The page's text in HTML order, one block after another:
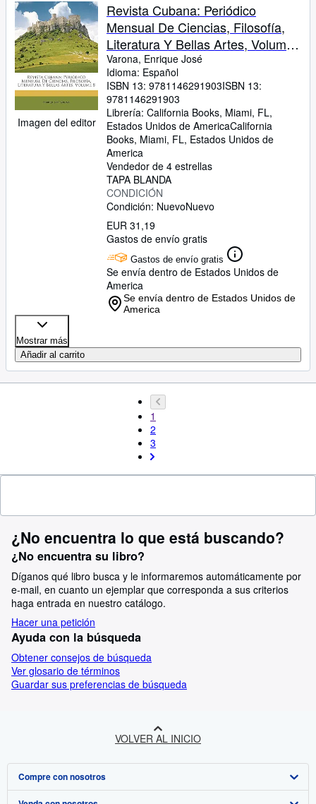
Imagen del editor
Revista Cubana: Periódico
Mensual De Ciencias, Filosofía,
Literatura Y Bellas Artes, Volume
8 (Spanish Edition)
Varona, Enrique José
Idioma: Español
ISBN 13: 9781146291903ISBN 13:
9781146291903
Librería: California Books, Miami, FL,
Estados Unidos de AmericaCalifornia
Books, Miami, FL, Estados Unidos de
America
Vendedor de 4 estrellas
TAPA BLANDA
CONDICIÓN
Condición: NuevoNuevo
EUR 31,19
Gastos de envío gratis
Gastos de envío gratis
Se envía dentro de Estados Unidos de
America
Se envía dentro de Estados Unidos de
America
Mostrar más
Añadir al carrito
1
2
3
¿No encuentra lo que está buscando?
¿No encuentra su libro?
Díganos qué libro busca y le informaremos automáticamente por
e-mail, en cuanto un ejemplar que corresponda a sus criterios
haga entrada en nuestro catálogo.
Hacer una petición
Ayuda con la búsqueda
Obtener consejos de búsqueda
Ver glosario de términos
Guardar sus preferencias de búsqueda
VOLVER AL INICIO
Compre con nosotros